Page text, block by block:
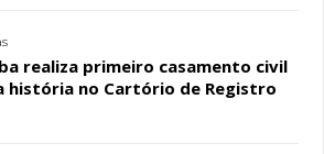
realiza primeiro casamento civil
história no Cartório de Registro